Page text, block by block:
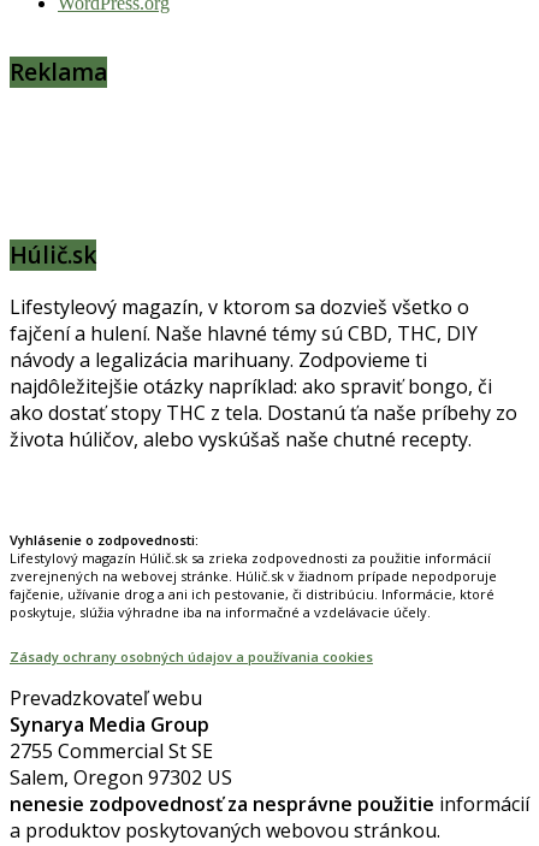
Reklama
Húlič.sk
Lifestyleový magazín, v ktorom sa dozvieš všetko o
fajčení a hulení. Naše hlavné témy sú CBD, THC, DIY
návody a legalizácia marihuany. Zodpovieme ti
najdôležitejšie otázky napríklad: ako spraviť bongo, či
ako dostať stopy THC z tela. Dostanú ťa naše príbehy zo
života húličov, alebo vyskúšaš naše chutné recepty.
Vyhlásenie o zodpovednosti:
Lifestylový magazín Húlič.sk sa zrieka zodpovednosti za použitie informácií
zverejnených na webovej stránke. Húlič.sk v žiadnom prípade nepodporuje
fajčenie, užívanie drog a ani ich pestovanie, či distribúciu. Informácie, ktoré
poskytuje, slúžia výhradne iba na informačné a vzdelávacie účely.
Zásady ochrany osobných údajov a používania cookies
Prevadzkovateľ webu
Synarya Media Group
2755 Commercial St SE
Salem, Oregon 97302 US
nenesie zodpovednosť za nesprávne použitie informácií
a produktov poskytovaných webovou stránkou.